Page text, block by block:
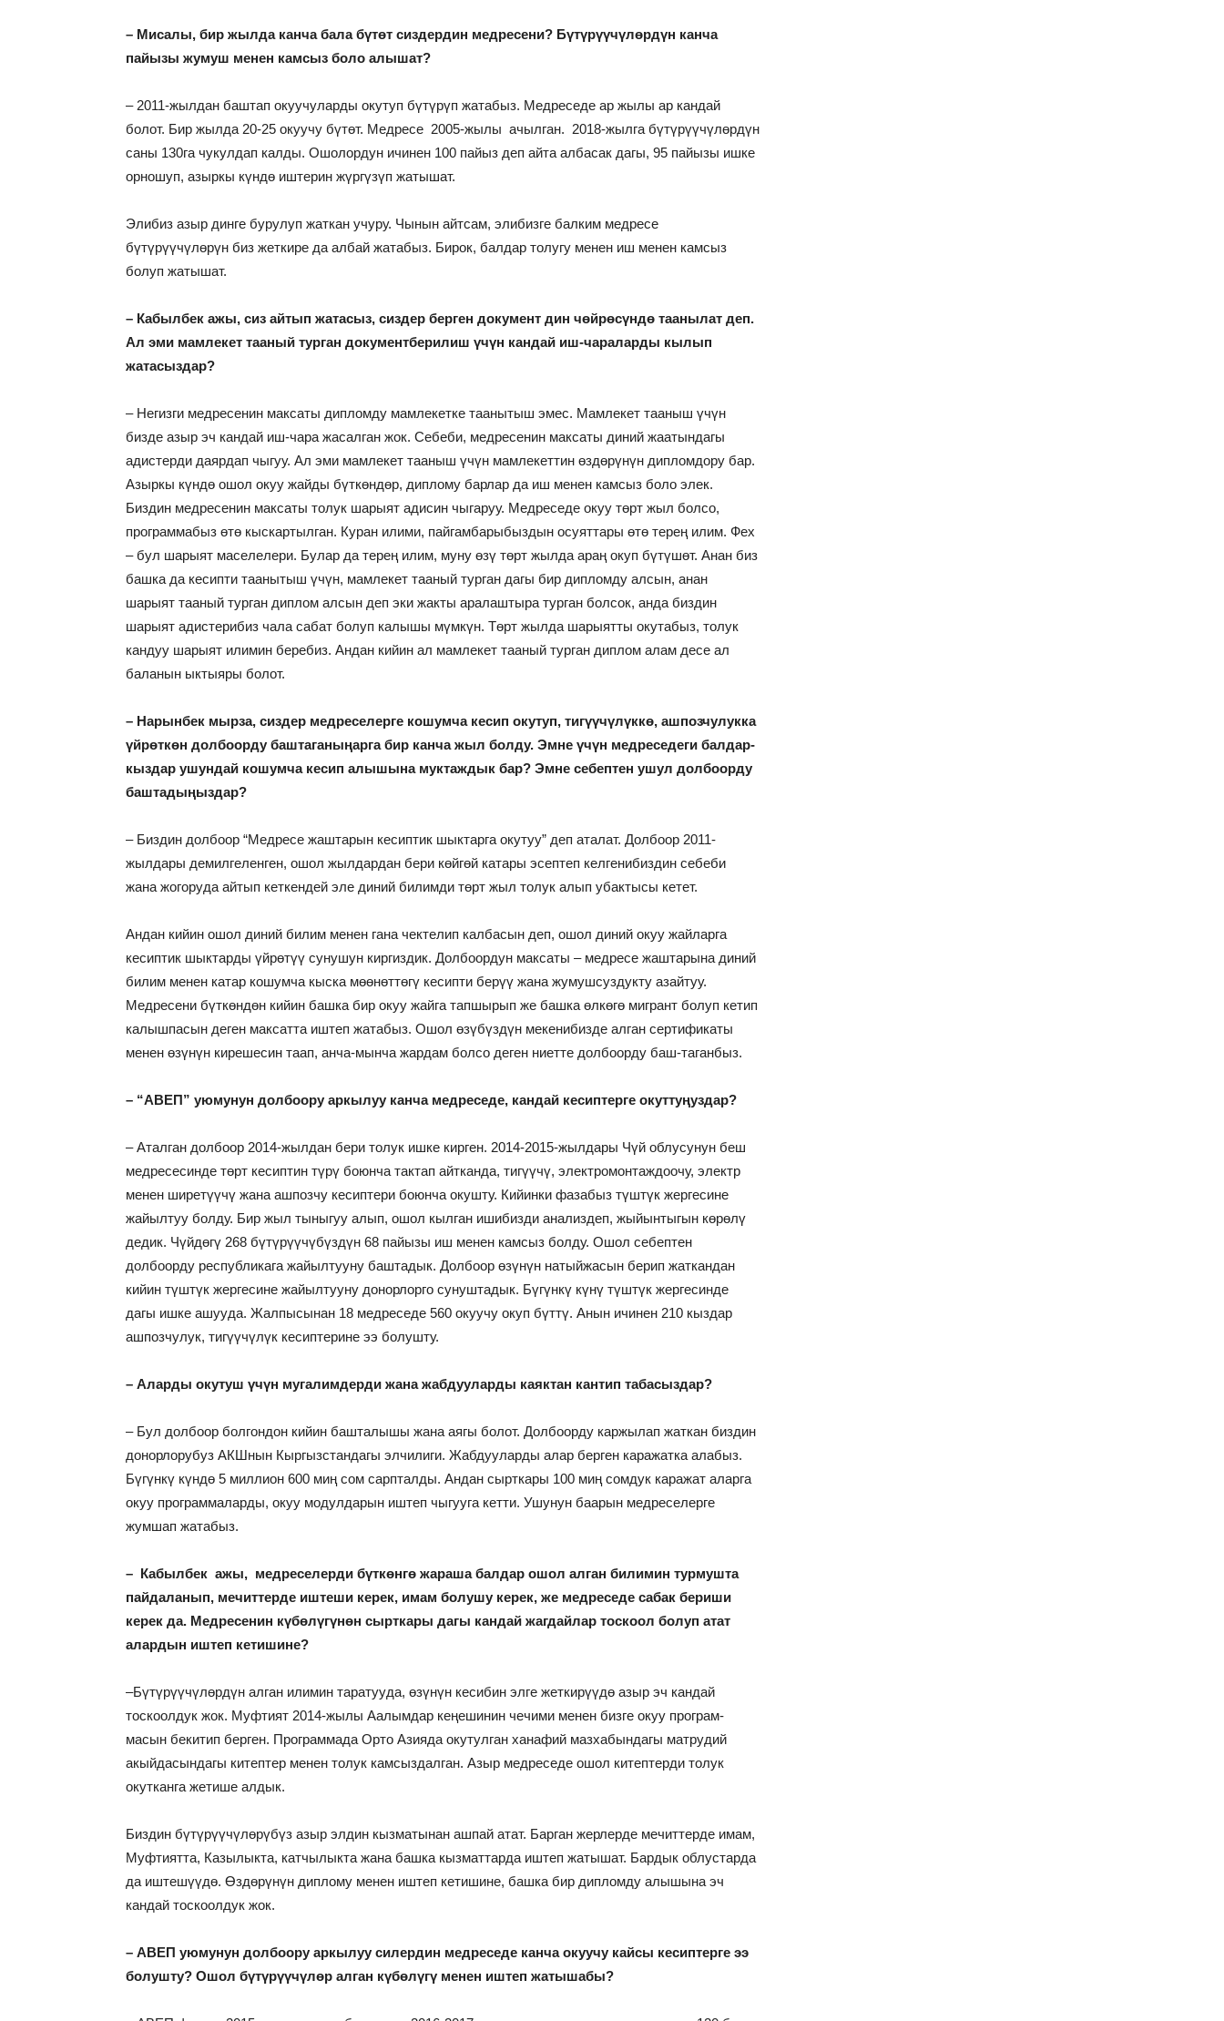
– Мисалы, бир жылда канча бала бүтөт сиздердин медресени? Бүтүрүүчүлөрдүн канча
пайызы жумуш менен камсыз боло алышат?
– 2011-жылдан баштап окуучуларды окутуп бүтүрүп жатабыз. Медреседе ар жылы ар кандай
болот. Бир жылда 20-25 окуучу бүтөт. Медресе 2005-жылы ачылган. 2018-жылга бүтүрүүчүлөрдүн
саны 130га чукулдап калды. Ошолордун ичинен 100 пайыз деп айта албасак дагы, 95 пайызы ишке
орношуп, азыркы күндө иштерин жүргүзүп жатышат.
Элибиз азыр динге бурулуп жаткан учуру. Чынын айтсам, элибизге балким медресе
бүтүрүүчүлөрүн биз жеткире да албай жатабыз. Бирок, балдар толугу менен иш менен камсыз
болуп жатышат.
– Кабылбек ажы, сиз айтып жатасыз, сиздер берген документ дин чөйрөсүндө таанылат деп.
Ал эми мамлекет тааный турган документберилиш үчүн кандай иш-чараларды кылып
жатасыздар?
– Негизги медресенин максаты дипломду мамлекетке таанытыш эмес. Мамлекет тааныш үчүн
бизде азыр эч кандай иш-чара жасалган жок. Себеби, медресенин максаты диний жаатындагы
адистерди даярдап чыгуу. Ал эми мамлекет тааныш үчүн мамлекеттин өздөрүнүн дипломдору бар.
Азыркы күндө ошол окуу жайды бүткөндөр, диплому барлар да иш менен камсыз боло элек.
Биздин медресенин максаты толук шарыят адисин чыгаруу. Медреседе окуу төрт жыл болсо,
программабыз өтө кыскартылган. Куран илими, пайгамбарыбыздын осуяттары өтө терең илим. Фех
– бул шарыят маселелери. Булар да терең илим, муну өзү төрт жылда араң окуп бүтүшөт. Анан биз
башка да кесипти таанытыш үчүн, мамлекет тааный турган дагы бир дипломду алсын, анан
шарыят тааный турган диплом алсын деп эки жакты аралаштыра турган болсок, анда биздин
шарыят адистерибиз чала сабат болуп калышы мүмкүн. Төрт жылда шарыятты окутабыз, толук
кандуу шарыят илимин беребиз. Андан кийин ал мамлекет тааный турган диплом алам десе ал
баланын ыктыяры болот.
– Нарынбек мырза, сиздер медреселерге кошумча кесип окутуп, тигүүчүлүккө, ашпозчулукка
үйрөткөн долбоорду баштаганыңарга бир канча жыл болду. Эмне үчүн медреседеги балдар-
кыздар ушундай кошумча кесип алышына муктаждык бар? Эмне себептен ушул долбоорду
баштадыңыздар?
– Биздин долбоор “Медресе жаштарын кесиптик шыктарга окутуу” деп аталат. Долбоор 2011-
жылдары демилгеленген, ошол жылдардан бери көйгөй катары эсептеп келгенибиздин себеби
жана жогоруда айтып кеткендей эле диний билимди төрт жыл толук алып убактысы кетет.
Андан кийин ошол диний билим менен гана чектелип калбасын деп, ошол диний окуу жайларга
кесиптик шыктарды үйрөтүү сунушун киргиздик. Долбоордун максаты – медресе жаштарына диний
билим менен катар кошумча кыска мөөнөттөгү кесипти берүү жана жумушсуздукту азайтуу.
Медресени бүткөндөн кийин башка бир окуу жайга тапшырып же башка өлкөгө мигрант болуп кетип
калышпасын деген максатта иштеп жатабыз. Ошол өзүбүздүн мекенибизде алган сертификаты
менен өзүнүн кирешесин таап, анча-мынча жардам болсо деген ниетте долбоорду баш-таганбыз.
– “АВЕП” уюмунун долбоору аркылуу канча медреседе, кандай кесиптерге окуттуңуздар?
– Аталган долбоор 2014-жылдан бери толук ишке кирген. 2014-2015-жылдары Чүй облусунун беш
медресесинде төрт кесиптин түрү боюнча тактап айтканда, тигүүчү, электромонтаждоочу, электр
менен ширетүүчү жана ашпозчу кесиптери боюнча окушту. Кийинки фазабыз түштүк жергесине
жайылтуу болду. Бир жыл тыныгуу алып, ошол кылган ишибизди анализдеп, жыйынтыгын көрөлү
дедик. Чүйдөгү 268 бүтүрүүчүбүздүн 68 пайызы иш менен камсыз болду. Ошол себептен
долбоорду республикага жайылтууну баштадык. Долбоор өзүнүн натыйжасын берип жаткандан
кийин түштүк жергесине жайылтууну донорлорго сунуштадык. Бүгүнкү күнү түштүк жергесинде
дагы ишке ашууда. Жалпысынан 18 медреседе 560 окуучу окуп бүттү. Анын ичинен 210 кыздар
ашпозчулук, тигүүчүлүк кесиптерине ээ болушту.
– Аларды окутуш үчүн мугалимдерди жана жабдууларды каяктан кантип табасыздар?
– Бул долбоор болгондон кийин башталышы жана аягы болот. Долбоорду каржылап жаткан биздин
донорлорубуз АКШнын Кыргызстандагы элчилиги. Жабдууларды алар берген каражатка алабыз.
Бүгүнкү күндө 5 миллион 600 миң сом сарпталды. Андан сырткары 100 миң сомдук каражат аларга
окуу программаларды, окуу модулдарын иштеп чыгууга кетти. Ушунун баарын медреселерге
жумшап жатабыз.
– Кабылбек ажы, медреселерди бүткөнгө жараша балдар ошол алган билимин турмушта
пайдаланып, мечиттерде иштеши керек, имам болушу керек, же медреседе сабак бериши
керек да. Медресенин күбөлүгүнөн сырткары дагы кандай жагдайлар тоскоол болуп атат
алардын иштеп кетишине?
–Бүтүрүүчүлөрдүн алган илимин таратууда, өзүнүн кесибин элге жеткирүүдө азыр эч кандай
тоскоолдук жок. Муфтият 2014-жылы Аалымдар кеңешинин чечими менен бизге окуу програм-
масын бекитип берген. Программада Орто Азияда окутулган ханафий мазхабындагы матрудий
акыйдасындагы китептер менен толук камсыздалган. Азыр медреседе ошол китептерди толук
окутканга жетише алдык.
Биздин бүтүрүүчүлөрүбүз азыр элдин кызматынан ашпай атат. Барган жерлерде мечиттерде имам,
Муфтиятта, Казылыкта, катчылыкта жана башка кызматтарда иштеп жатышат. Бардык облустарда
да иштешүүдө. Өздөрүнүн диплому менен иштеп кетишине, башка бир дипломду алышына эч
кандай тоскоолдук жок.
– АВЕП уюмунун долбоору аркылуу силердин медреседе канча окуучу кайсы кесиптерге ээ
болушту? Ошол бүтүрүүчүлөр алган күбөлүгү менен иштеп жатышабы?